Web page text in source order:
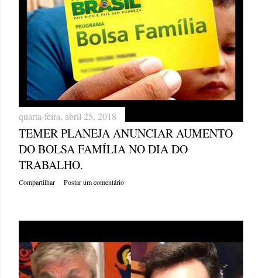
quarta-feira, abril 25, 2018
TEMER PLANEJA ANUNCIAR AUMENTO
DO BOLSA FAMÍLIA NO DIA DO
TRABALHO.
Compartilhar Postar um comentário